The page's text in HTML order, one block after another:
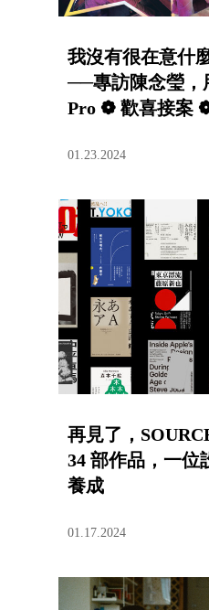
我沒有很在意什
──專訪陳念瑩，
Pro ❁ 歡喜接案
01.23.2024
再見了，
34 部作品，一位
養成
01.17.2024